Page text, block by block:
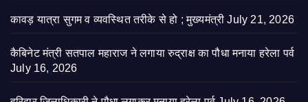
कावड़ यात्रा सुगम व व्यवस्थित तरीके से हो ; मुख्यमंत्री July 21, 2026
कैबिनेट मंत्री सतपाल महाराज ने लगाया रुद्राक्ष का पौधा मनाया हरेला पर्व
July 16, 2026